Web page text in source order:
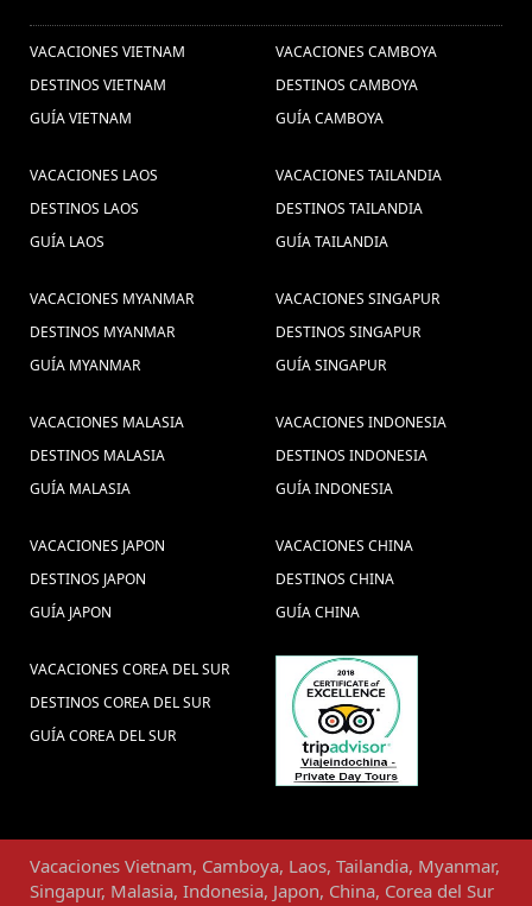
VACACIONES VIETNAM
DESTINOS VIETNAM
GUÍA VIETNAM
VACACIONES CAMBOYA
DESTINOS CAMBOYA
GUÍA CAMBOYA
VACACIONES LAOS
DESTINOS LAOS
GUÍA LAOS
VACACIONES TAILANDIA
DESTINOS TAILANDIA
GUÍA TAILANDIA
VACACIONES MYANMAR
DESTINOS MYANMAR
GUÍA MYANMAR
VACACIONES SINGAPUR
DESTINOS SINGAPUR
GUÍA SINGAPUR
VACACIONES MALASIA
DESTINOS MALASIA
GUÍA MALASIA
VACACIONES INDONESIA
DESTINOS INDONESIA
GUÍA INDONESIA
VACACIONES JAPON
DESTINOS JAPON
GUÍA JAPON
VACACIONES CHINA
DESTINOS CHINA
GUÍA CHINA
VACACIONES COREA DEL SUR
DESTINOS COREA DEL SUR
GUÍA COREA DEL SUR
Vacaciones Vietnam, Camboya, Laos, Tailandia, Myanmar,
Singapur, Malasia, Indonesia, Japon, China, Corea del Sur